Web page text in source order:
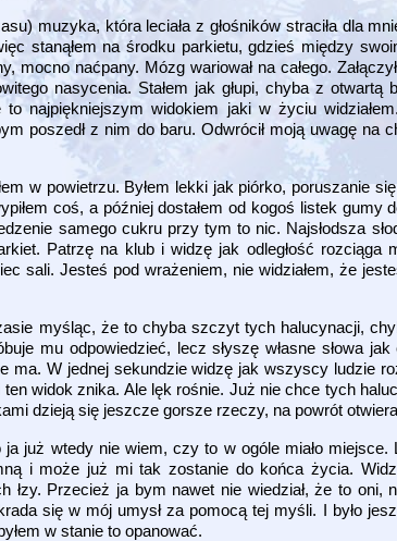
muzyka, która leciała z głośników straciła dla
stanąłem na środku parkietu, gdzieś między
naćpany. Mózg wariował na całego.
nasycenia. Stałem jak głupi, chyba z otwartą
najpiękniejszym widokiem jaki w życiu
poszedł z nim do baru. Odwrócił moją uwagę na
w powietrzu. Byłem lekki jak piórko, poruszanie
coś, a później dostałem od kogoś listek gumy
samego cukru przy tym to nic. Najsłodsza
Patrzę na klub i widzę jak odległość rozciąga
sali. Jesteś pod wrażeniem, nie widziałem, że
myśląc, że to chyba szczyt tych halucynacji,
mu odpowiedzieć, lecz słyszę własne słowa
ma. W jednej sekundzie widzę jak wszyscy ludzie
widok znika. Ale lęk rośnie. Już nie chce tych
dzieją się jeszcze gorsze rzeczy, na powrót
już wtedy nie wiem, czy to w ogóle miało miejsce.
i może już mi tak zostanie do końca życia.
Przecież ja bym nawet nie wiedział, że to oni,
się w mój umysł za pomocą tej myśli. I było
w stanie to opanować.